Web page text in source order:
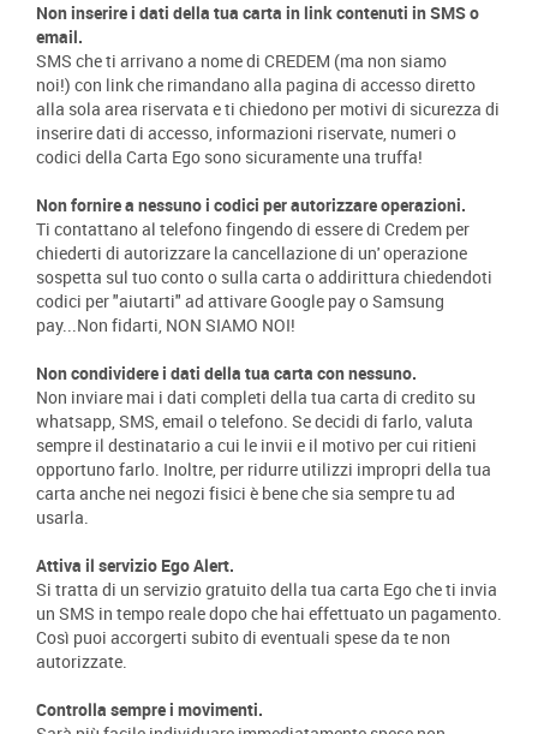
Non inserire i dati della tua carta in link contenuti in SMS o
email.
SMS che ti arrivano a nome di CREDEM (ma non siamo
noi!) con link che rimandano alla pagina di accesso diretto
alla sola area riservata e ti chiedono per motivi di sicurezza di
inserire dati di accesso, informazioni riservate, numeri o
codici della Carta Ego sono sicuramente una truffa!
Non fornire a nessuno i codici per autorizzare operazioni.
Ti contattano al telefono fingendo di essere di Credem per
chiederti di autorizzare la cancellazione di un' operazione
sospetta sul tuo conto o sulla carta o addirittura chiedendoti
codici per "aiutarti" ad attivare Google pay o Samsung
pay...Non fidarti, NON SIAMO NOI!
Non condividere i dati della tua carta con nessuno.
Non inviare mai i dati completi della tua carta di credito su
whatsapp, SMS, email o telefono. Se decidi di farlo, valuta
sempre il destinatario a cui le invii e il motivo per cui ritieni
opportuno farlo. Inoltre, per ridurre utilizzi impropri della tua
carta anche nei negozi fisici è bene che sia sempre tu ad
usarla.
Attiva il servizio Ego Alert.
Si tratta di un servizio gratuito della tua carta Ego che ti invia
un SMS in tempo reale dopo che hai effettuato un pagamento.
Così puoi accorgerti subito di eventuali spese da te non
autorizzate.
Controlla sempre i movimenti.